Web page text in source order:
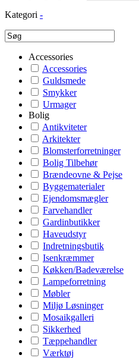
Kategori -
Accessories
Accessories
Guldsmede
Smykker
Urmager
Bolig
Antikviteter
Arkitekter
Blomsterforretninger
Bolig Tilbehør
Brændeovne & Pejse
Byggematerialer
Ejendomsmægler
Farvehandler
Gardinbutikker
Haveudstyr
Indretningsbutik
Isenkræmmer
Køkken/Badeværelse
Lampeforretning
Møbler
Miljø Løsninger
Mosaikgalleri
Sikkerhed
Tæppehandler
Værktøj